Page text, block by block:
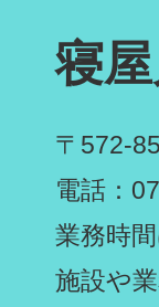
寝
〒572-
電話：
業務時
施設や